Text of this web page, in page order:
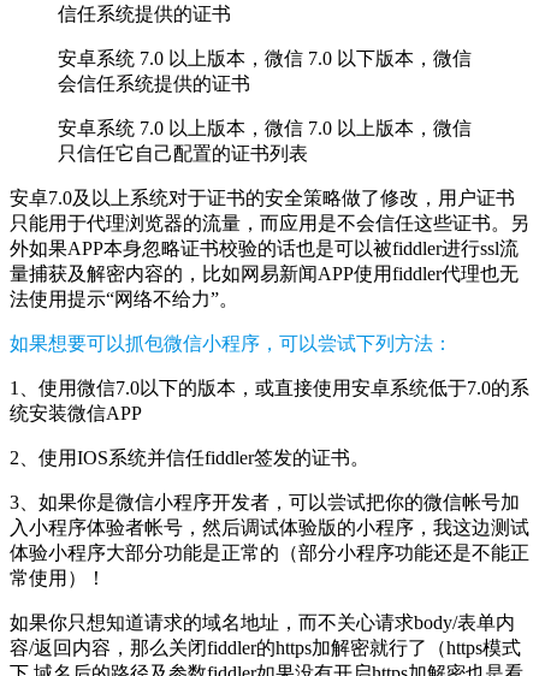
信任系统提供的证书
安卓系统 7.0 以上版本，微信 7.0 以下版本，微信
会信任系统提供的证书
安卓系统 7.0 以上版本，微信 7.0 以上版本，微信
只信任它自己配置的证书列表
安卓7.0及以上系统对于证书的安全策略做了修改，用户证书
只能用于代理浏览器的流量，而应用是不会信任这些证书。另
外如果APP本身忽略证书校验的话也是可以被fiddler进行ssl流
量捕获及解密内容的，比如网易新闻APP使用fiddler代理也无
法使用提示“网络不给力”。
如果想要可以抓包微信小程序，可以尝试下列方法：
1、使用微信7.0以下的版本，或直接使用安卓系统低于7.0的系
统安装微信APP
2、使用IOS系统并信任fiddler签发的证书。
3、如果你是微信小程序开发者，可以尝试把你的微信帐号加
入小程序体验者帐号，然后调试体验版的小程序，我这边测试
体验小程序大部分功能是正常的（部分小程序功能还是不能正
常使用）！
如果你只想知道请求的域名地址，而不关心请求body/表单内
容/返回内容，那么关闭fiddler的https加解密就行了（https模式